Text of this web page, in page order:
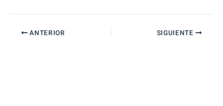
ANTERIOR SIGUIENTE